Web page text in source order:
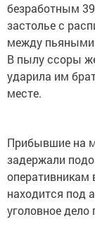
безработным
застолье с
между пьяными
В пылу ссоры
ударила им
месте.
Прибывшие на
задержали
оперативникам
находится под
уголовное дело